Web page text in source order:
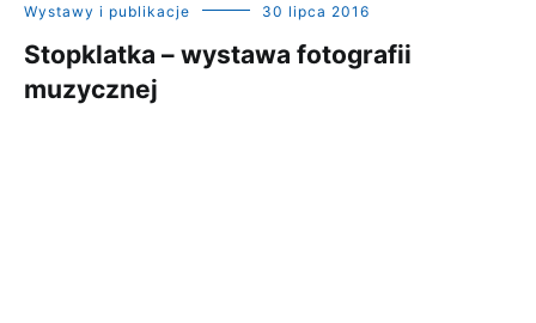
Wystawy i publikacje 30 lipca 2016
Stopklatka – wystawa fotografii
muzycznej